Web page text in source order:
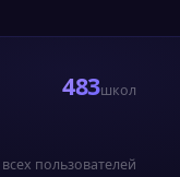
483школ
пользователей